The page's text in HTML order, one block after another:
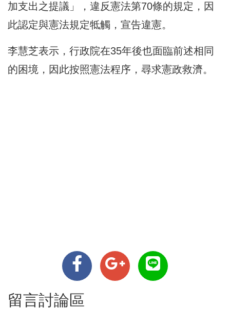
加支出之提議」，違反憲法第70條的規定，因
此認定與憲法規定牴觸，宣告違憲。
李慧芝表示，行政院在35年後也面臨前述相同
的困境，因此按照憲法程序，尋求憲政救濟。
留言討論區